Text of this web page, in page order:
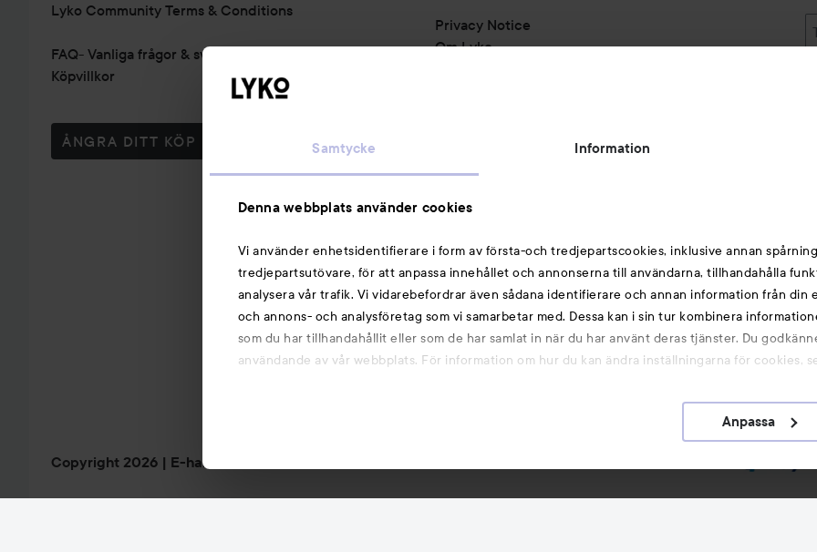
Samtycke Information
Denna webbplats använder cookies
Vi använder enhetsidentifierare i form av första-och tredjepartscookies, inklusive annan
tredjepartsutövare, för att anpassa innehållet och annonserna till användarna, tillhandahålla
analysera vår trafik. Vi vidarebefordrar även sådana identifierare och annan information från din
och annons- och analysföretag som vi samarbetar med. Dessa kan i sin tur kombinera
som du har tillhandahållit eller som de har samlat in när du har använt deras tjänster. Du
användande av vår webbplats. För information om hur du kan ändra inställningarna för cookies,
Anpassa
Lyko Community Terms & Conditions
FAQ- Vanliga frågor & svar
Köpvillkor
ÅNGRA DITT KÖP
Privacy Notice
Om Lyko
Michael Edwards Fragrances of the World
Cookie Consent
Partners
Du kanske också gillar
Smink
Hårnålar
Copyright 2026 E-handel av Avensia